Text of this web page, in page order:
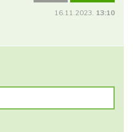
16.11.2023. 13:10